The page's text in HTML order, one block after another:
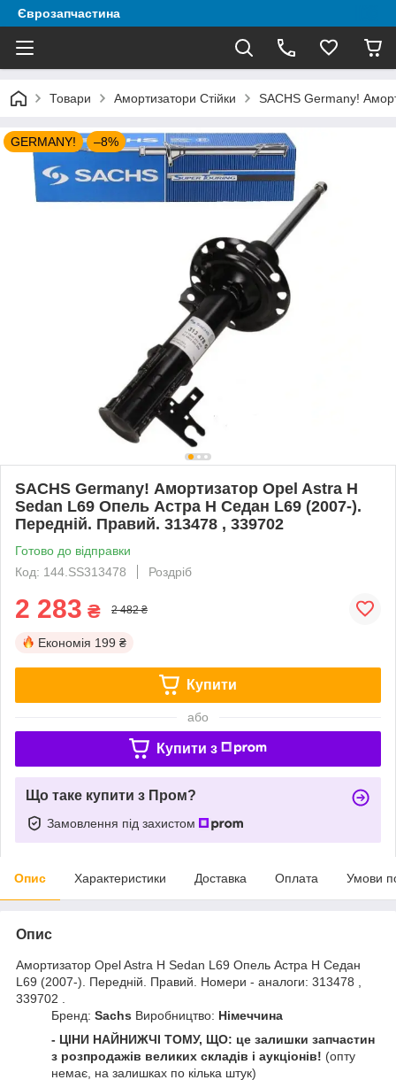
Єврозапчастина
Товари Амортизатори Стійки SACHS Germany!
GERMANY! –8%
SACHS Germany! Амортизатор Opel Astra H
Sedan L69 Опель Астра H Седан L69 (2007-).
Передній. Правий. 313478 , 339702
Готово до відправки
Код: 144.SS313478
Роздріб
2 283 ₴ 2 482 ₴
Економія 199 ₴
Купити
або
Купити з
Що таке купити з Пром?
Замовлення під захистом
Опис Характеристики Доставка Оплата Умови
Опис
Амортизатор Opel Astra H Sedan L69 Опель Астра H Седан
L69 (2007-). Передній. Правий. Номери - аналоги: 313478 ,
339702 .
Бренд: Sachs Виробництво: Німеччина
- ЦІНИ НАЙНИЖЧІ ТОМУ, ЩО: це залишки запчастин
з розпродажів великих складів і аукціонів! (опту
немає, на залишках по кілька штук)